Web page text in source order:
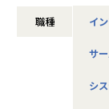
・自社ECサイト
・大手メーカー
ひとりで悩まず
◆落ち着いた環境
OKの案件も多く
職種 イ
サ
シ